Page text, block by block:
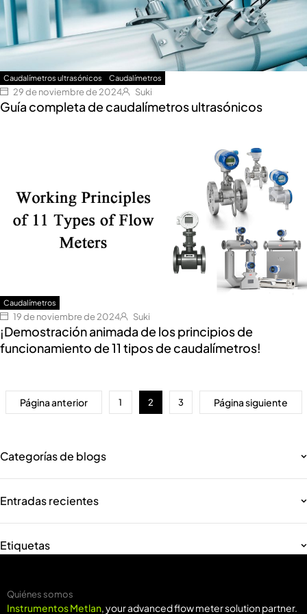
Caudalímetros ultrasónicos Caudalímetros
29 de noviembre de 2024 Suki
Guía completa de caudalímetros ultrasónicos
Caudalímetros
19 de noviembre de 2024 Suki
¡Demostración animada de los principios de
funcionamiento de 11 tipos de caudalímetros!
Página anterior 1 2 3 Página siguiente
Categorías de blogs
Entradas recientes
Etiquetas
Quiénes somos
Instrumentos Metlan, your advanced flow meter solution partner.